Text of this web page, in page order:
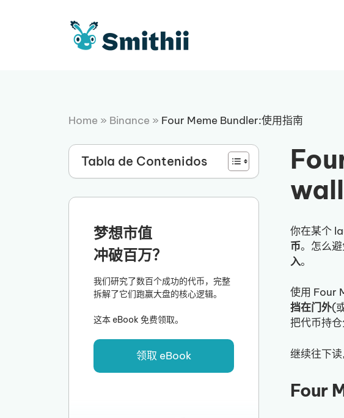
Home » Binance » Four Meme Bundler:使用指南
Tabla de Contenidos
梦想市值
冲破百万？
我们研究了数百个成功的代币，完整
拆解了它们跑赢大盘的核心逻辑。
这本 eBook 免费领取。
领取 eBook
你在某个
币。怎么
入。
使用 Four
挡在门外(
把代币持仓
继续往下
Four